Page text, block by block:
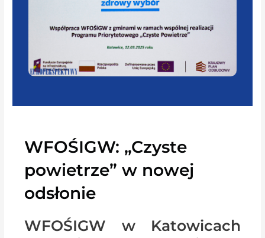
WFOŚIGW: „Czyste
powietrze” w nowej
odsłonie
WFOŚIGW w Katowicach